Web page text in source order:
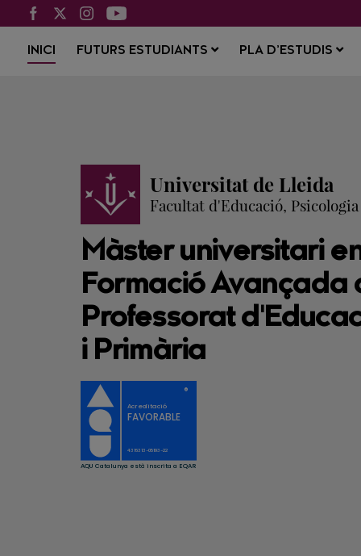
INICI FUTURS ESTUDIANTS PLA D’ESTUDIS
Universitat de Lleida
Facultat d'Educació,
Màster universitari
Formació Avançada
Professorat
i Primària